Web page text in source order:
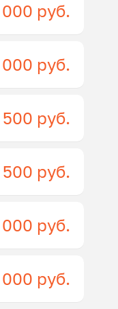
000 руб.
000 руб.
500 руб.
500 руб.
руб.
руб.